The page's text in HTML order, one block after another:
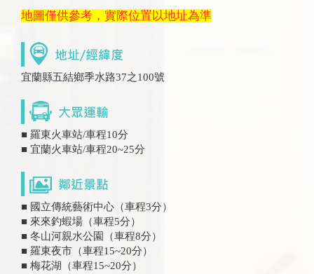
地圖僅供參考，實際位置以地址為準
宜蘭縣五結鄉季水路37之100號
■ 羅東火車站/車程10分
■ 宜蘭火車站/車程20~25分
■ 國立傳統藝術中心（車程3分）
■ 來來釣蝦場（車程5分）
■ 冬山河親水公園（車程8分）
■ 羅東夜市（車程15~20分）
■ 梅花湖（車程15~20分）